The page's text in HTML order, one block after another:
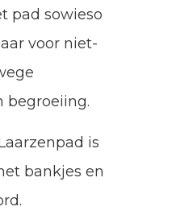
pad sowieso
voor niet-
begroeiing.
is
bankjes en